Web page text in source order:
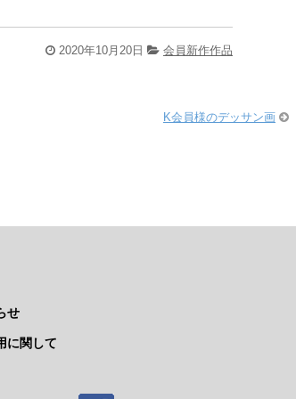
2020年10月20日 会員新作作品
K会員様のデッサン画
せ
に関して